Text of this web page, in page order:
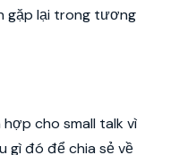
gặp lại trong tương
cho small talk vì
gì đó để chia sẻ về